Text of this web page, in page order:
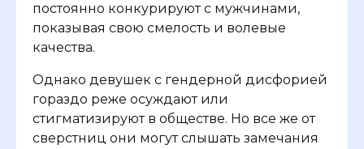
постоянно конкурируют с мужчинами,
показывая свою смелость и волевые
качества.
Однако девушек с гендерной дисфорией
гораздо реже осуждают или
стигматизируют в обществе. Но все же от
сверстниц они могут слышать замечания